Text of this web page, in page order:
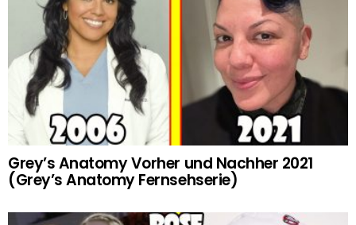
Grey’s Anatomy Vorher und Nachher 2021
(Grey’s Anatomy Fernsehserie)